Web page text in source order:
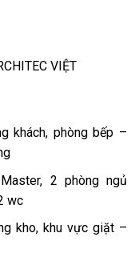
VIỆT
khách, phòng bếp –
2 phòng ngủ
wc
kho, khu vực giặt –